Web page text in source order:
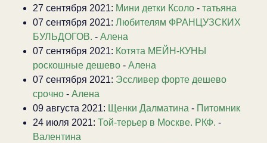
27 сентября 2021: Мини детки Ксоло - татьяна
07 сентября 2021: Любителям ФРАНЦУЗСКИХ
БУЛЬДОГОВ. - Алена
07 сентября 2021: Котята МЕЙН-КУНЫ
роскошные дешево - Алена
07 сентября 2021: Эссливер форте дешево
срочно - Алена
09 августа 2021: Щенки Далматина - Питомник
24 июля 2021: Той-терьер в Москве. РКФ. -
Валентина